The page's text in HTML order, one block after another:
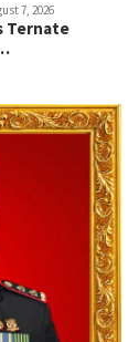
7, 2026
Ternate